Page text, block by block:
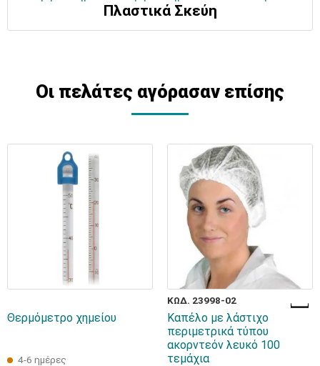
Πλαστικά Σκεύη
Οι πελάτες αγόρασαν επίσης
Θερμόμετρο χημείου
4-6 ημέρες
ΚΩΔ. 23998-02
Καπέλο με λάστιχο
περιμετρικά τύπου
ακορντεόν λευκό 100
τεμάχια